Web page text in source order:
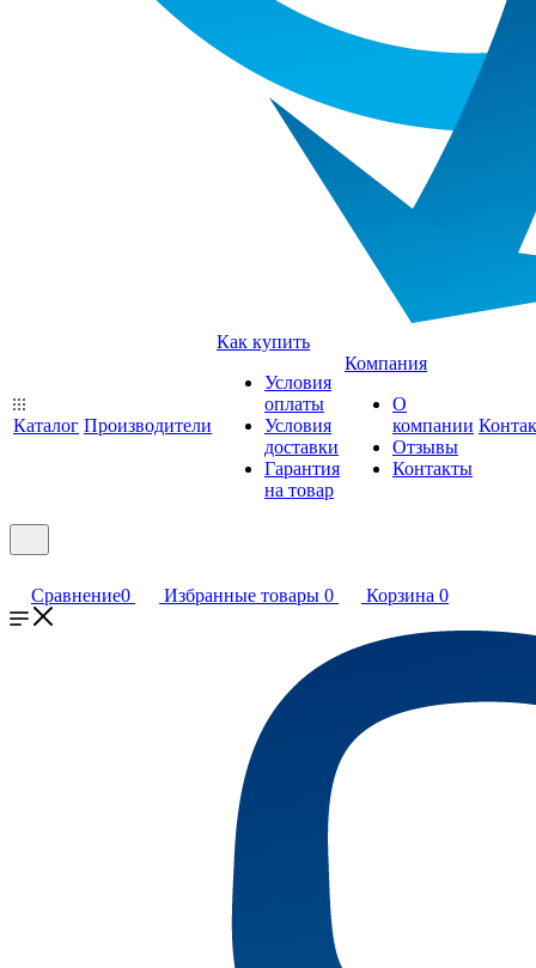
Каталог Производители
Как купить
Условия
оплаты
Условия
доставки
Гарантия
на товар
Компания
О
компании
Отзывы
Контакты
Сравнение0 Избранные товары 0 Корзина 0